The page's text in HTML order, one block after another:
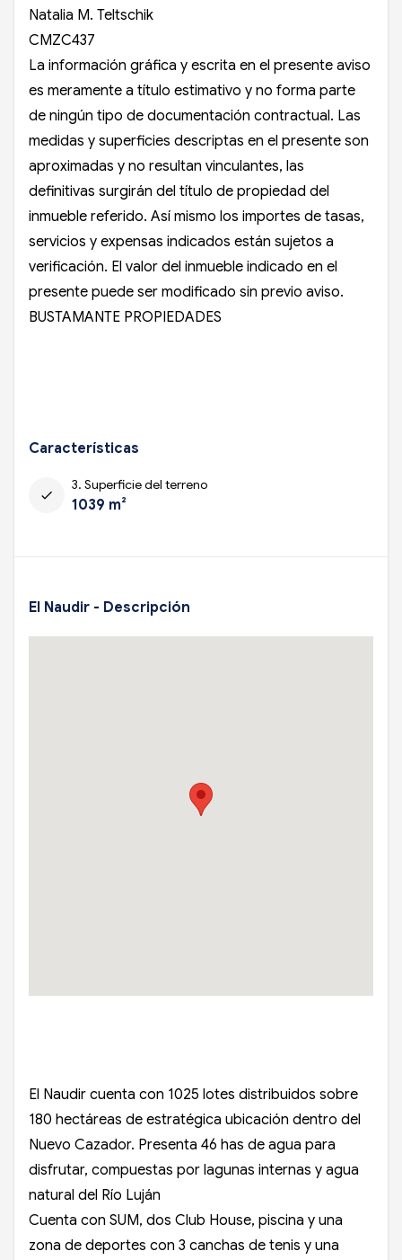
Natalia M. Teltschik
CMZC437
La información gráfica y escrita en el presente aviso
es meramente a título estimativo y no forma parte
de ningún tipo de documentación contractual. Las
medidas y superficies descriptas en el presente son
aproximadas y no resultan vinculantes, las
definitivas surgirán del título de propiedad del
inmueble referido. Así mismo los importes de tasas,
servicios y expensas indicados están sujetos a
verificación. El valor del inmueble indicado en el
presente puede ser modificado sin previo aviso.
BUSTAMANTE PROPIEDADES ️
Características
check
3. Superficie del terreno
1039 m²
El Naudir - Descripción
El Naudir cuenta con 1025 lotes distribuidos sobre
180 hectáreas de estratégica ubicación dentro del
Nuevo Cazador. Presenta 46 has de agua para
disfrutar, compuestas por lagunas internas y agua
natural del Río Luján
Cuenta con SUM, dos Club House, piscina y una
zona de deportes con 3 canchas de tenis y una